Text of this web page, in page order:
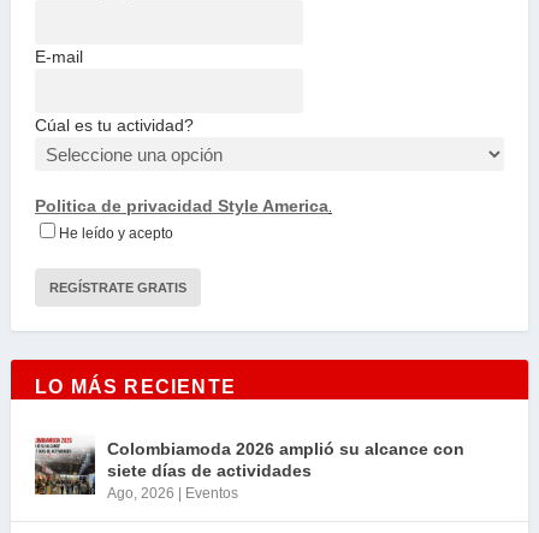
E-mail
Cúal es tu actividad?
Politica de privacidad Style America.
He leído y acepto
LO MÁS RECIENTE
Colombiamoda 2026 amplió su alcance con
siete días de actividades
Ago, 2026 Eventos